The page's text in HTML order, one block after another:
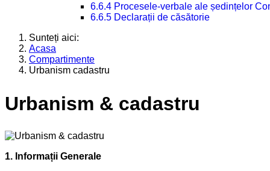
6.6.4 Procesele-verbale ale ședințelor
6.6.5 Declarații de căsătorie
Sunteți aici:
Acasa
Compartimente
Urbanism cadastru
Urbanism & cadastru
1. Informații Generale